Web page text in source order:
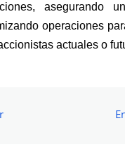
asegurando
operaciones
actuales o